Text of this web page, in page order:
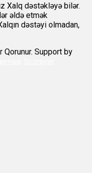
Xalq dəstəkləyə bilər.
əldə etmək
dəstəyi olmadan,
Qorunur. Support by